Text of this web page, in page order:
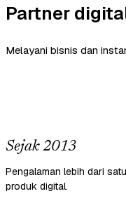
Partner
Melayani bisnis dan
Sejak 2013
Pengalaman lebih dari
produk digital.